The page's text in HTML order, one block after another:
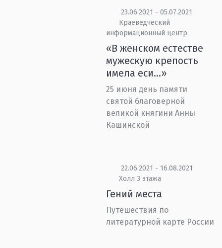
23.06.2021 - 05.07.2021
Краеведческий
информационный центр
«В женском естестве
мужескую крепость
имела еси...»
25 июня день памяти
святой благоверной
великой княгини Анны
Кашинской
22.06.2021 - 16.08.2021
Холл 3 этажа
Гений места
Путешествия по
литературной карте России